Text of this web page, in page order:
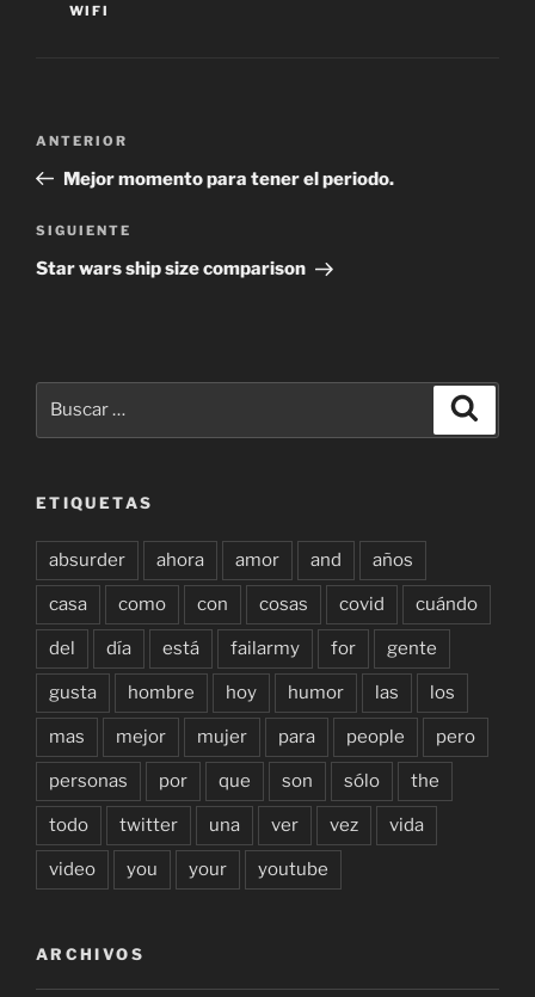
WIFI
entradas
Entrada
anterior:
ANTERIOR
Mejor momento para tener el periodo.
Siguiente
entrada
SIGUIENTE
Star wars ship size comparison
ETIQUETAS
absurder ahora amor and años
casa como con cosas covid cuándo
del día está failarmy for gente
gusta hombre hoy humor las los
mas mejor mujer para people pero
personas por que son sólo the
todo twitter una ver vez vida
video you your youtube
ARCHIVOS